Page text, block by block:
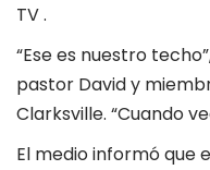
TV.
“Ese es nuestro
pastor David y
Clarksville. “Cuando
El medio informó que